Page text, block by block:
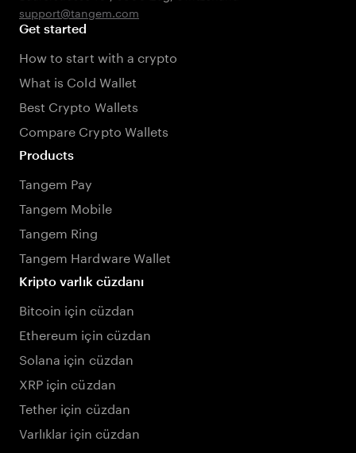
support@tangem.com
Get started
How to start with a crypto
What is Cold Wallet
Best Crypto Wallets
Compare Crypto Wallets
Products
Tangem Pay
Tangem Mobile
Tangem Ring
Tangem Hardware Wallet
Kripto varlık cüzdanı
Bitcoin için cüzdan
Ethereum için cüzdan
Solana için cüzdan
XRP için cüzdan
Tether için cüzdan
Varlıklar için cüzdan